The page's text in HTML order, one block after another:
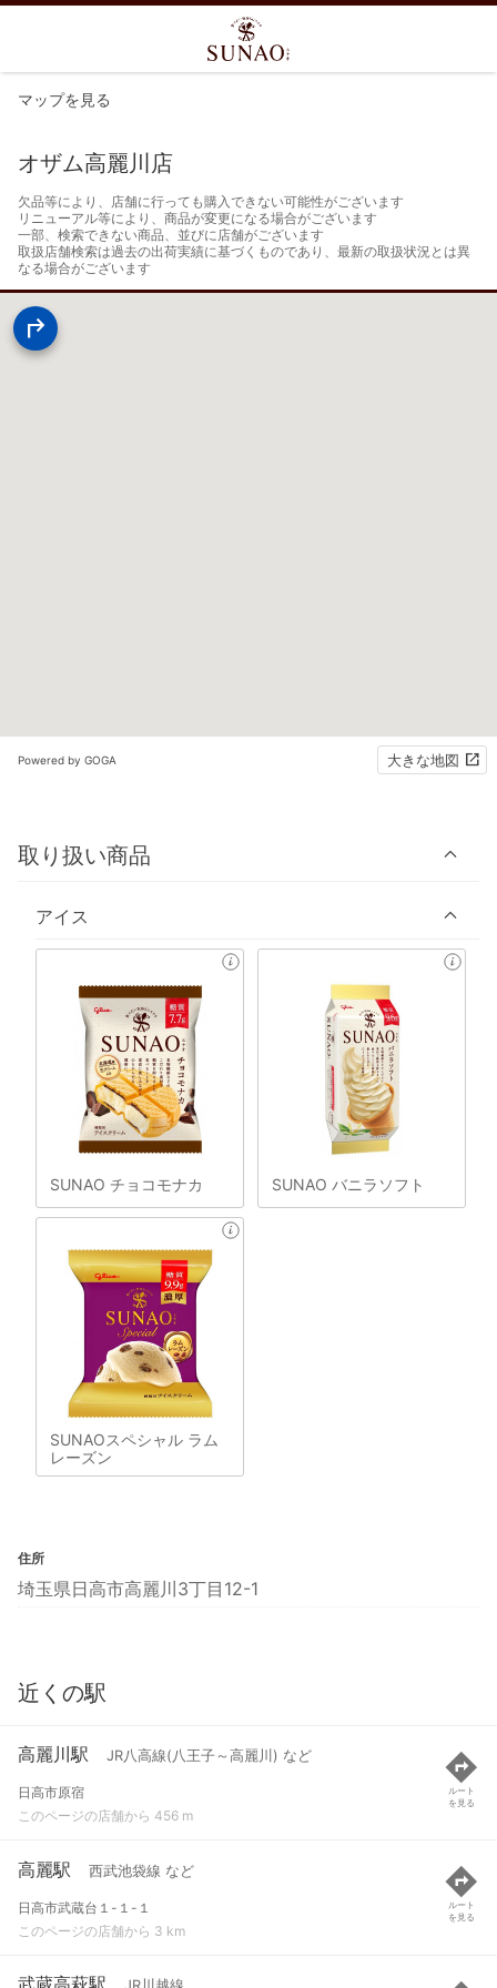
マップを見る
オザム高麗川店
欠品等により、店舗に行っても購入できない可能性がございます
リニューアル等により、商品が変更になる場合がございます
一部、検索できない商品、並びに店舗がございます
取扱店舗検索は過去の出荷実績に基づくものであり、最新の取扱状況とは異
なる場合がございます
Powered by GOGA 大きな地図
取り扱い商品
アイス
SUNAO チョコモナカ SUNAO バニラソフト
SUNAOスペシャル ラム
レーズン
住所
埼玉県日高市高麗川3丁目12-1
近くの駅
高麗川駅 JR八高線(八王子～高麗川) など
日高市原宿
このページの店舗から 456 m
ルート
を見る
高麗駅 西武池袋線 など
日高市武蔵台１-１-１
このページの店舗から 3 km
ルート
を見る
武蔵高萩駅